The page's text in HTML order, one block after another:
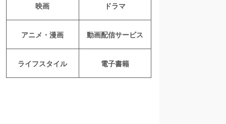
映画 ドラマ
アニメ・漫画 動画配信サービス
ライフスタイル 電子書籍